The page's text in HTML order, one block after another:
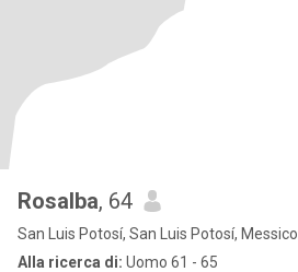
Rosalba, 64
San Luis Potosí, San Luis Potosí, Messico
Alla ricerca di: Uomo 61 - 65